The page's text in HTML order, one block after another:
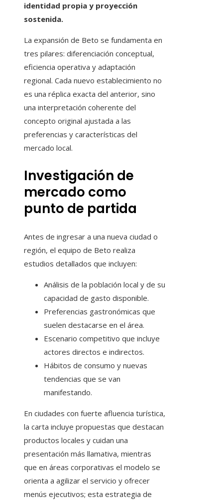
identidad propia y proyección
sostenida.
La expansión de Beto se fundamenta en
tres pilares: diferenciación conceptual,
eficiencia operativa y adaptación
regional. Cada nuevo establecimiento no
es una réplica exacta del anterior, sino
una interpretación coherente del
concepto original ajustada a las
preferencias y características del
mercado local.
Investigación de
mercado como
punto de partida
Antes de ingresar a una nueva ciudad o
región, el equipo de Beto realiza
estudios detallados que incluyen:
Análisis de la población local y de su
capacidad de gasto disponible.
Preferencias gastronómicas que
suelen destacarse en el área.
Escenario competitivo que incluye
actores directos e indirectos.
Hábitos de consumo y nuevas
tendencias que se van
manifestando.
En ciudades con fuerte afluencia turística,
la carta incluye propuestas que destacan
productos locales y cuidan una
presentación más llamativa, mientras
que en áreas corporativas el modelo se
orienta a agilizar el servicio y ofrecer
menús ejecutivos; esta estrategia de